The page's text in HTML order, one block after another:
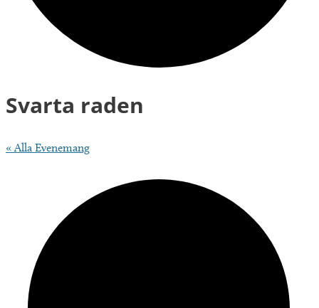
Svarta raden
« Alla Evenemang